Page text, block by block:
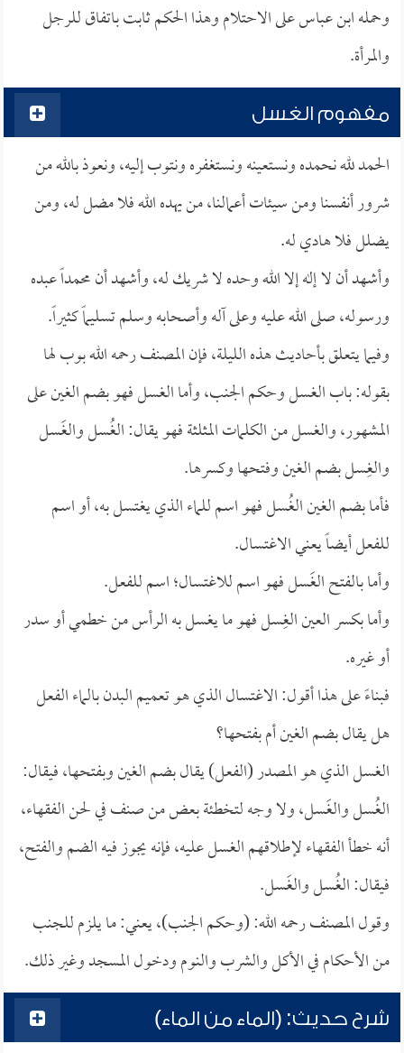
وحمله ابن عباس على الاحتلام وهذا الحكم ثابت باتفاق للرجل
والمرأة.
مفهوم الغسل
الحمد لله نحمده ونستعينه ونستغفره ونتوب إليه، ونعوذ بالله من
شرور أنفسنا ومن سيئات أعمالنا، من يهده الله فلا مضل له، ومن
يضلل فلا هادي له.
وأشهد أن لا إله إلا الله وحده لا شريك له، وأشهد أن محمداً عبده
ورسوله، صلى الله عليه وعلى آله وأصحابه وسلم تسليماً كثيراً.
وفيما يتعلق بأحاديث هذه الليلة، فإن المصنف رحمه الله بوب لها
بقوله: باب الغسل وحكم الجنب، وأما الغسل فهو بضم الغين على
المشهور، والغسل من الكلمات المثلثة فهو يقال: الغُسل والغَسل
والغِسل بضم الغين وفتحها وكسرها.
فأما بضم الغين الغُسل فهو اسم للماء الذي يغتسل به، أو اسم
للفعل أيضاً يعني الاغتسال.
وأما بالفتح الغَسل فهو اسم للاغتسال؛ اسم للفعل.
وأما بكسر العين الغِسل فهو ما يغسل به الرأس من خطمي أو سدر
أو غيره.
فبناءً على هذا أقول: الاغتسال الذي هو تعميم البدن بالماء الفعل
هل يقال بضم الغين أم بفتحها؟
الغسل الذي هو المصدر (الفعل) يقال بضم الغين وبفتحها، فيقال:
الغُسل والغَسل، ولا وجه لتخطئة بعض من صنف في لحن الفقهاء،
أنه خطأ الفقهاء لإطلاقهم الغسل عليه، فإنه يجوز فيه الضم والفتح،
فيقال: الغُسل والغَسل.
وقول المصنف رحمه الله: (وحكم الجنب)، يعني: ما يلزم للجنب
من الأحكام في الأكل والشرب والنوم ودخول المسجد وغير ذلك.
شرح حديث: (الماء من الماء)